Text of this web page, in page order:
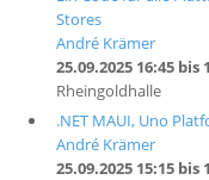
Stores
André Krämer
25.09.2025 16:45 bis
Rheingoldhalle
.NET MAUI, Uno
André Krämer
25.09.2025 15:15 bis